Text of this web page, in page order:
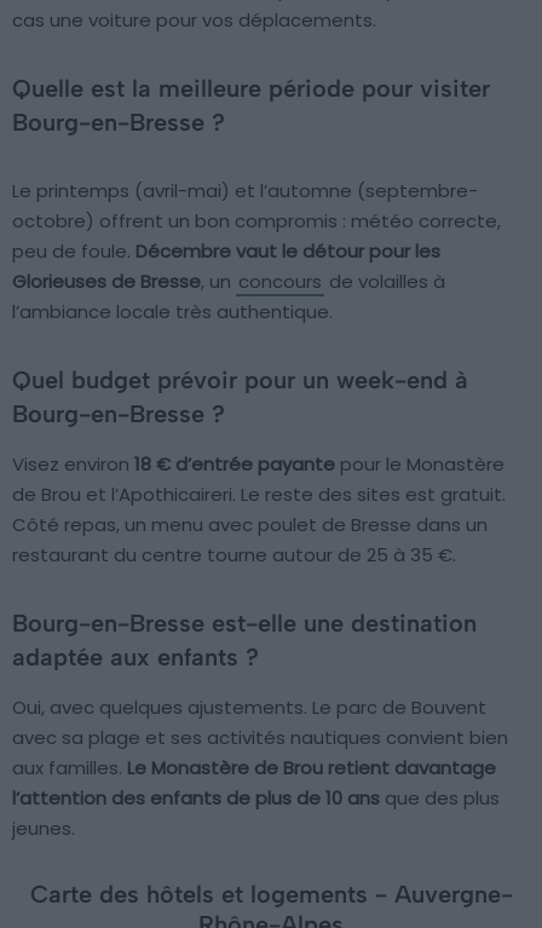
cas une voiture pour vos déplacements.
Quelle est la meilleure période pour visiter
Bourg-en-Bresse ?
Le printemps (avril-mai) et l’automne (septembre-
octobre) offrent un bon compromis : météo correcte,
peu de foule. Décembre vaut le détour pour les
Glorieuses de Bresse, un concours de volailles à
l’ambiance locale très authentique.
Quel budget prévoir pour un week-end à
Bourg-en-Bresse ?
Visez environ 18 € d’entrée payante pour le Monastère
de Brou et l’Apothicaireri. Le reste des sites est gratuit.
Côté repas, un menu avec poulet de Bresse dans un
restaurant du centre tourne autour de 25 à 35 €.
Bourg-en-Bresse est-elle une destination
adaptée aux enfants ?
Oui, avec quelques ajustements. Le parc de Bouvent
avec sa plage et ses activités nautiques convient bien
aux familles. Le Monastère de Brou retient davantage
l’attention des enfants de plus de 10 ans que des plus
jeunes.
Carte des hôtels et logements - Auvergne-